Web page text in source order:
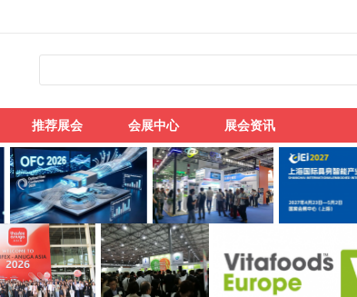
推荐展会 会展中心 展会资讯